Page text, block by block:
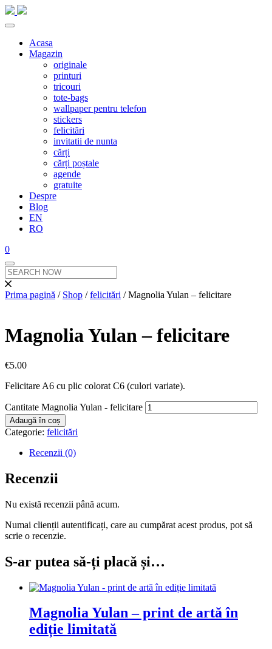
Acasa
Magazin
originale
printuri
tricouri
tote-bags
wallpaper pentru telefon
stickers
felicitări
invitatii de nunta
cărți
cărți poștale
agende
gratuite
Despre
Blog
EN
RO
0
Prima pagină / Shop /felicitări / Magnolia Yulan – felicitare
Magnolia Yulan – felicitare
€5.00
Felicitare A6 cu plic colorat C6 (culori variate).
Cantitate Magnolia Yulan - felicitare
Adaugă în coș
Categorie: felicitări
Recenzii (0)
Recenzii
Nu există recenzii până acum.
Numai clienții autentificați, care au cumpărat acest produs, pot să
scrie o recenzie.
S-ar putea să-ți placă și…
Magnolia Yulan – print de artă în
ediție limitată